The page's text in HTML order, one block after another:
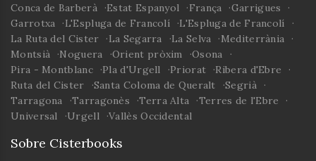
Conca de Barberà
Estat Espanyol França
Garrigues
Garrotxa
L'Espluga de Francolí
L'Espluga de Francolí
La Ruta del Cister
La Segarra La Selva
Mediterrània
Montsià
Noguera Orient pròxim
Osona
Pira - Montblanc
Pla d'Urgell Priorat
Ribera d'Ebre
Ruta del Cister
Santa Coloma de Queralt
Segrià
Tarragona
Tarragonès Terra Alta
Terres de l'Ebre
Universal
Urgell Vallès Occidental
Sobre Cisterbooks